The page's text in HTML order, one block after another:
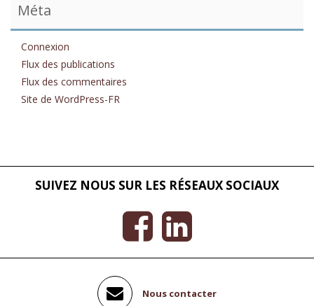
Méta
Connexion
Flux des publications
Flux des commentaires
Site de WordPress-FR
SUIVEZ NOUS SUR LES RÉSEAUX SOCIAUX
Nous contacter